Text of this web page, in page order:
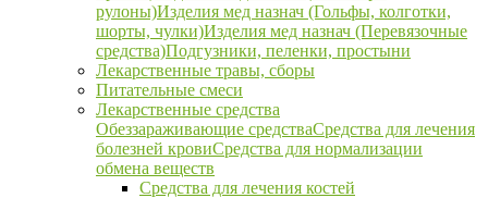
рулоны)Изделия мед назнач (Гольфы, колготки,
шорты, чулки)Изделия мед назнач (Перевязочные
средства)Подгузники, пеленки, простыни
Лекарственные травы, сборы
Питательные смеси
Лекарственные средства
Обеззараживающие средстваСредства для лечения
болезней кровиСредства для нормализации
обмена веществ
Средства для лечения костей